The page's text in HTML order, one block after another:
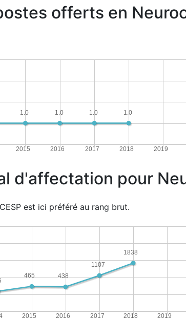
offerts en
2015 2016 2017 2018 2019
1.0
1.0
1.0
1.0
d'affectation pour
est ici préféré au rang brut.
2015 2016 2017 2018 2019
1838
1107
438
465